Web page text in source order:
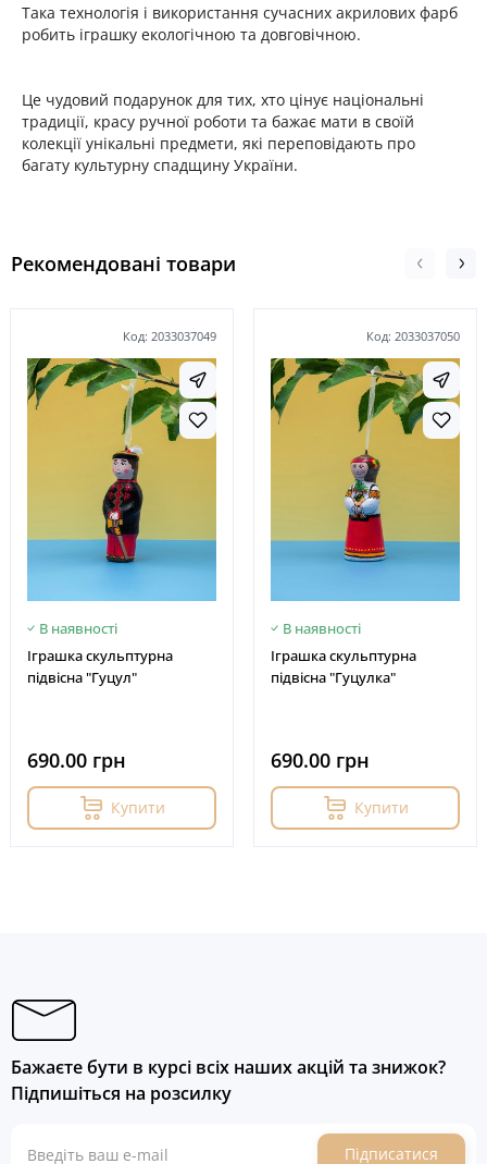
Така технологія і використання сучасних акрилових фарб
робить іграшку екологічною та довговічною.
Це чудовий подарунок для тих, хто цінує національні
традиції, красу ручної роботи та бажає мати в своїй
колекції унікальні предмети, які переповідають про
багату культурну спадщину України.
Рекомендовані товари
Код: 2033037049
В наявності
Іграшка скульптурна
підвісна "Гуцул"
690.00 грн
Купити
Код: 2033037050
В наявності
Іграшка скульптурна
підвісна "Гуцулка"
690.00 грн
Купити
Бажаєте бути в курсі всіх наших акцій та знижок?
Підпишіться на розсилку
Підписатися